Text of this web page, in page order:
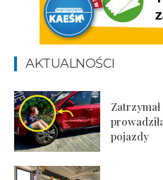
AKTUALNOŚCI
pojazdy